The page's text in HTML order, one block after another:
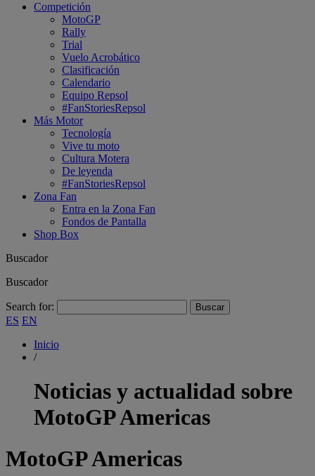
Competición
MotoGP
Rally
Trial
Vuelo Acrobático
Clasificación
Calendario
Equipo Repsol
#FanStoriesRepsol
Más Motor
Tecnología
Vive tu moto
Cultura Motera
De leyenda
#FanStoriesRepsol
Zona Fan
Entra en la Zona Fan
Fondos de Pantalla
Shop Box
Buscador
Buscador
Search for:
ES EN
Inicio
/
Noticias y actualidad sobre
MotoGP Americas
MotoGP Americas